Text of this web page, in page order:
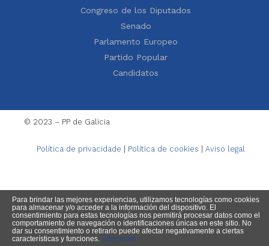
Congreso de los Diputados
Senado
Parlamento Europeo
Partido Popular
Candidatos
© 2023 – PP de Galicia
Política de privacidade Política de cookies Aviso legal
Para brindar las mejores experiencias, utilizamos tecnologías como cookies
para almacenar y/o acceder a la información del dispositivo. El
consentimiento para estas tecnologías nos permitirá procesar datos como el
comportamiento de navegación o identificaciones únicas en este sitio. No
dar su consentimiento o retirarlo puede afectar negativamente a ciertas
características y funciones. View more